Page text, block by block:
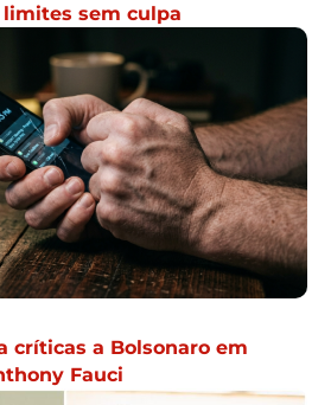
sem culpa
críticas a Bolsonaro em
Fauci